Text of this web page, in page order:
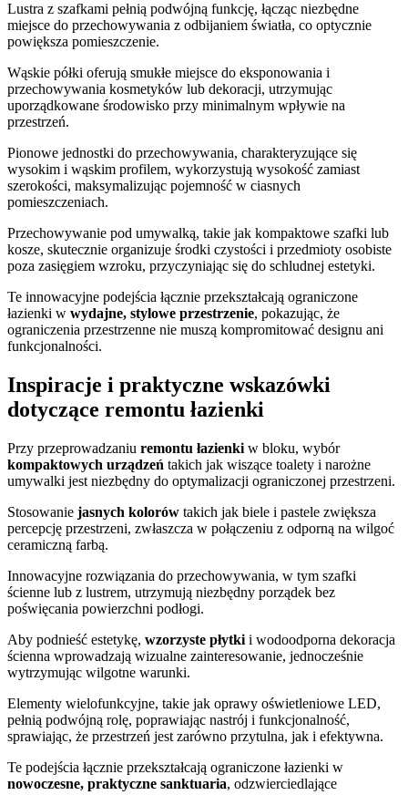
Lustra z szafkami pełnią podwójną funkcję, łącząc niezbędne
miejsce do przechowywania z odbijaniem światła, co optycznie
powiększa pomieszczenie.
Wąskie półki oferują smukłe miejsce do eksponowania i
przechowywania kosmetyków lub dekoracji, utrzymując
uporządkowane środowisko przy minimalnym wpływie na
przestrzeń.
Pionowe jednostki do przechowywania, charakteryzujące się
wysokim i wąskim profilem, wykorzystują wysokość zamiast
szerokości, maksymalizując pojemność w ciasnych
pomieszczeniach.
Przechowywanie pod umywalką, takie jak kompaktowe szafki lub
kosze, skutecznie organizuje środki czystości i przedmioty osobiste
poza zasięgiem wzroku, przyczyniając się do schludnej estetyki.
Te innowacyjne podejścia łącznie przekształcają ograniczone
łazienki w wydajne, stylowe przestrzenie, pokazując, że
ograniczenia przestrzenne nie muszą kompromitować designu ani
funkcjonalności.
Inspiracje i praktyczne wskazówki
dotyczące remontu łazienki
Przy przeprowadzaniu remontu łazienki w bloku, wybór
kompaktowych urządzeń takich jak wiszące toalety i narożne
umywalki jest niezbędny do optymalizacji ograniczonej przestrzeni.
Stosowanie jasnych kolorów takich jak biele i pastele zwiększa
percepcję przestrzeni, zwłaszcza w połączeniu z odporną na wilgoć
ceramiczną farbą.
Innowacyjne rozwiązania do przechowywania, w tym szafki
ścienne lub z lustrem, utrzymują niezbędny porządek bez
poświęcania powierzchni podłogi.
Aby podnieść estetykę, wzorzyste płytki i wodoodporna dekoracja
ścienna wprowadzają wizualne zainteresowanie, jednocześnie
wytrzymując wilgotne warunki.
Elementy wielofunkcyjne, takie jak oprawy oświetleniowe LED,
pełnią podwójną rolę, poprawiając nastrój i funkcjonalność,
sprawiając, że przestrzeń jest zarówno przytulna, jak i efektywna.
Te podejścia łącznie przekształcają ograniczone łazienki w
nowoczesne, praktyczne sanktuaria, odzwierciedlające